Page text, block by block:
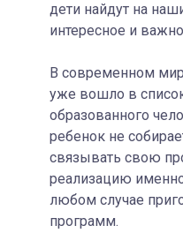
дети найдут на
интересное и
В современном
уже вошло в
образованного
ребенок не
связывать свою
реализацию
любом случае
программ.